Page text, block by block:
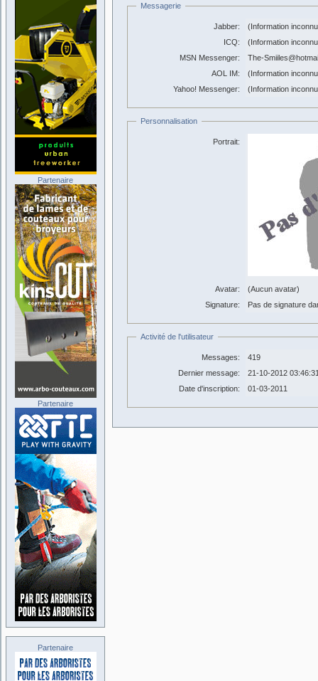
Messagerie
Jabber:
(Information
ICQ:
(Information
MSN Messenger:
The-
AOL IM:
(Information
Yahoo! Messenger:
(Information
Personnalisation
Portrait:
Avatar:
(Aucun avatar)
Signature:
Pas de signature
Activité de l'utilisateur
Messages:
419
Dernier message:
21-10-2012
Date d'inscription:
01-03-2011
Partenaire
Partenaire
Partenaire